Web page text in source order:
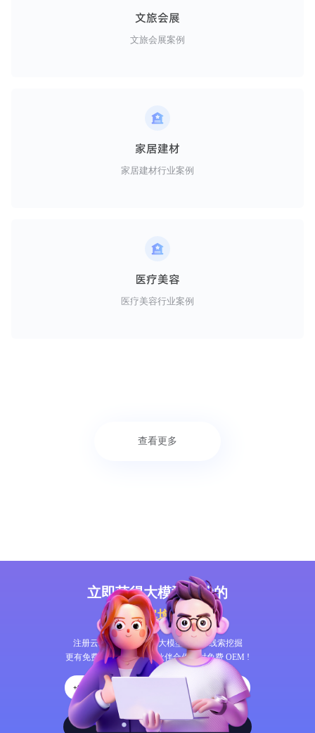
文旅会展
文旅会展案例
家居建材
家居建材行业案例
医疗美容
医疗美容行业案例
查看更多
立即获得大模型时代的
智能获客增长方案
注册云蝠智能，体验AI大模型呼叫和线索挖掘
更有免费 CRM 任意用，伙伴合作限时免费 OEM !
+86
产品试用